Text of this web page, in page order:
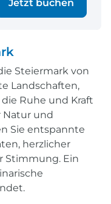
Jetzt buchen
Steiermark von
Landschaften,
Ruhe und Kraft
Natur und
Sie entspannte
herzlicher
Stimmung. Ein